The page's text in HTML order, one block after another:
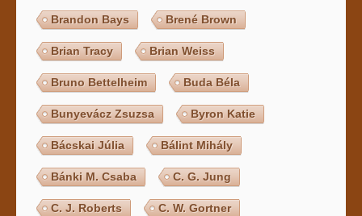
Brandon Bays Brené Brown
Brian Tracy Brian Weiss
Bruno Bettelheim Buda Béla
Bunyevácz Zsuzsa Byron Katie
Bácskai Júlia Bálint Mihály
Bánki M. Csaba C. G. Jung
C. J. Roberts C. W. Gortner